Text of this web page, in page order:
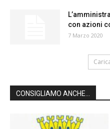
con azioni
7 Marzo 2020
CONSIGLIAMO ANCHE...